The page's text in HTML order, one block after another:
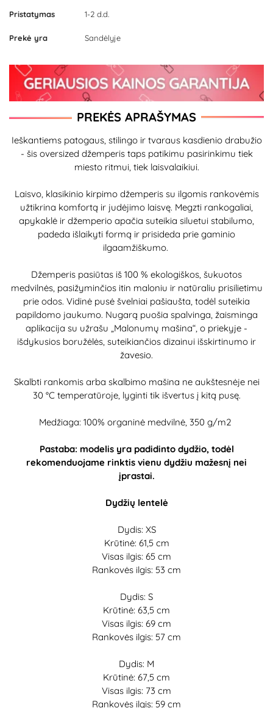
Pristatymas 1-2 d.d.
Prekė yra Sandėlyje
PREKĖS APRAŠYMAS
Ieškantiems patogaus, stilingo ir tvaraus kasdienio drabužio
- šis oversized džemperis taps patikimu pasirinkimu tiek
miesto ritmui, tiek laisvalaikiui.
Laisvo, klasikinio kirpimo džemperis su ilgomis rankovėmis
užtikrina komfortą ir judėjimo laisvę. Megzti rankogaliai,
apykaklė ir džemperio apačia suteikia siluetui stabilumo,
padeda išlaikyti formą ir prisideda prie gaminio
ilgaamžiškumo.
Džemperis pasiūtas iš 100 % ekologiškos, šukuotos
medvilnės, pasižyminčios itin maloniu ir natūraliu prisilietimu
prie odos. Vidinė pusė švelniai pašiaušta, todėl suteikia
papildomo jaukumo. Nugarą puošia spalvinga, žaisminga
aplikacija su užrašu „Malonumų mašina“, o priekyje -
išdykusios boružėlės, suteikiančios dizainui išskirtinumo ir
žavesio.
Skalbti rankomis arba skalbimo mašina ne aukštesnėje nei
30 °C temperatūroje, lyginti tik išvertus į kitą pusę.
Medžiaga: 100% organinė medvilnė, 350 g/m2
Pastaba: modelis yra padidinto dydžio, todėl
rekomenduojame rinktis vienu dydžiu mažesnį nei
įprastai.
Dydžių lentelė
Dydis: XS
Krūtinė: 61,5 cm
Visas ilgis: 65 cm
Rankovės ilgis: 53 cm
Dydis: S
Krūtinė: 63,5 cm
Visas ilgis: 69 cm
Rankovės ilgis: 57 cm
Dydis: M
Krūtinė: 67,5 cm
Visas ilgis: 73 cm
Rankovės ilgis: 59 cm